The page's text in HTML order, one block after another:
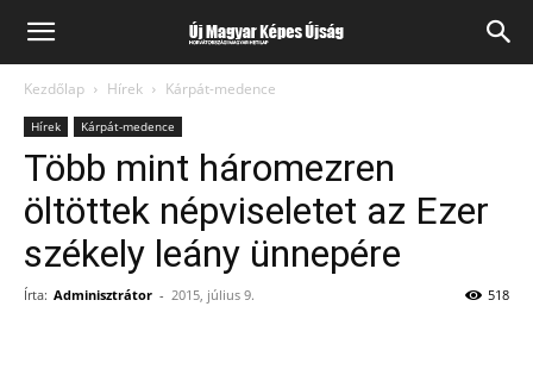
Kezdőlap Hírek Kárpát-medence
Hírek Kárpát-medence
Több mint háromezren
öltöttek népviseletet az Ezer
székely leány ünnepére
Írta: Adminisztrátor - 2015, július 9. 518